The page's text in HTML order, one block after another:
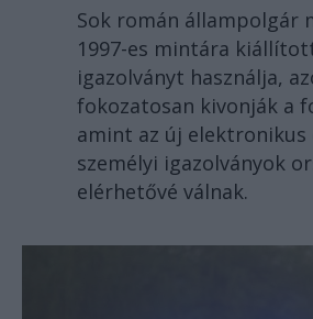
Sok román állampolgár
1997-es mintára
igazolványt használja,
fokozatosan kivonják a
amint az új elektronikus
személyi igazolványok
elérhetővé válnak.